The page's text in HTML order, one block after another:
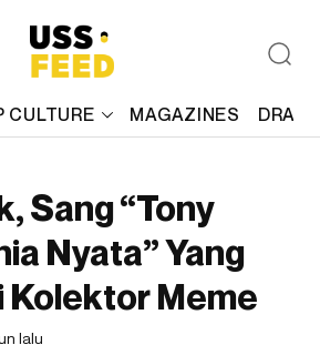
CULTURE MAGAZINES
Sang “Tony
Nyata” Yang
Kolektor Meme
lalu